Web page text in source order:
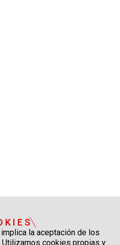
la aceptación de los
Utilizamos cookies propias y